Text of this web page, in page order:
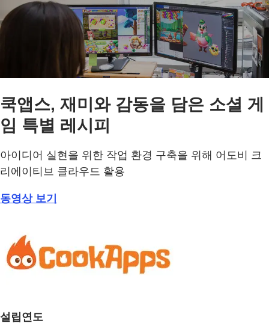
쿡앱스, 재미와 감동을 담은 소셜 게
임 특별 레시피
아이디어 실현을 위한 작업 환경 구축을 위해 어도비 크
리에이티브 클라우드 활용
동영상 보기
설립연도